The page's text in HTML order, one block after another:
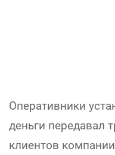
Оперативники
деньги передавал
клиентов